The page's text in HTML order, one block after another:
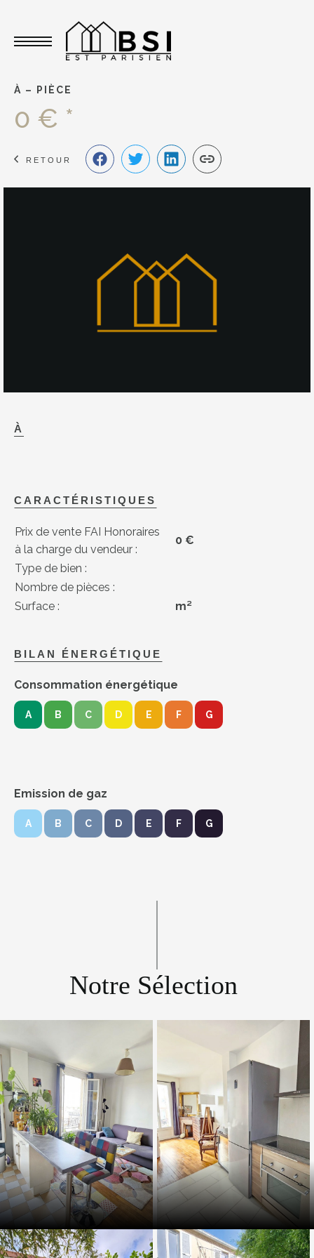
À – PIÈCE
0 € *
RETOUR
À
CARACTÉRISTIQUES
Prix de vente FAI Honoraires
à la charge du vendeur :
0 €
Type de bien :
Nombre de pièces :
Surface :
m²
BILAN ÉNERGÉTIQUE
Consommation énergétique
A B C D E F G
Emission de gaz
A B C D E F G
Notre Sélection
Toggle navigation